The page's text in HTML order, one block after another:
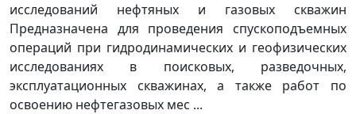
исследований нефтяных и газовых скважин
Предназначена для проведения спускоподъемных
операций при гидродинамических и геофизических
исследованиях в поисковых, разведочных,
эксплуатационных скважинах, а также работ по
освоению нефтегазовых мес ...